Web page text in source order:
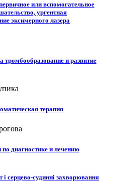
или вспомогательное
ургентная
эксимерного лазера
тромбообразование и развитие
терапия
диагностике и лечению
і серцево-судинні захворювання